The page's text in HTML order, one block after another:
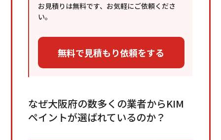
お見積りは無料です、お気軽にご依頼くださ
い。
なぜ大阪府の数多くの業者からKIM
ペイントが選ばれているのか？